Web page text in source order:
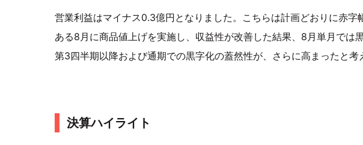
営業利益はマイナス0.3億円となりました。こちらは計画どおりに赤字
ある8月に商品値上げを実施し、収益性が改善した結果、8月単月では
第3四半期以降および通期での黒字化の蓋然性が、さらに高まったと考
決算ハイライト